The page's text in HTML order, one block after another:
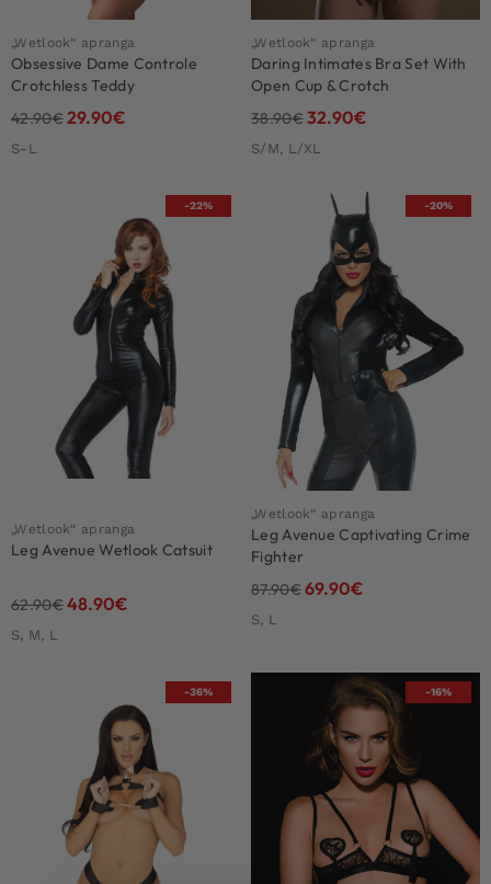
„Wetlook“ apranga
Obsessive Dame Controle
Crotchless Teddy
42.90€29.90€
S-L
„Wetlook“ apranga
Daring Intimates Bra Set With
Open Cup & Crotch
38.90€32.90€
S/M, L/XL
-22%
„Wetlook“ apranga
Leg Avenue Wetlook Catsuit
62.90€48.90€
S, M, L
-20%
„Wetlook“ apranga
Leg Avenue Captivating Crime
Fighter
87.90€69.90€
S, L
-36% -16%